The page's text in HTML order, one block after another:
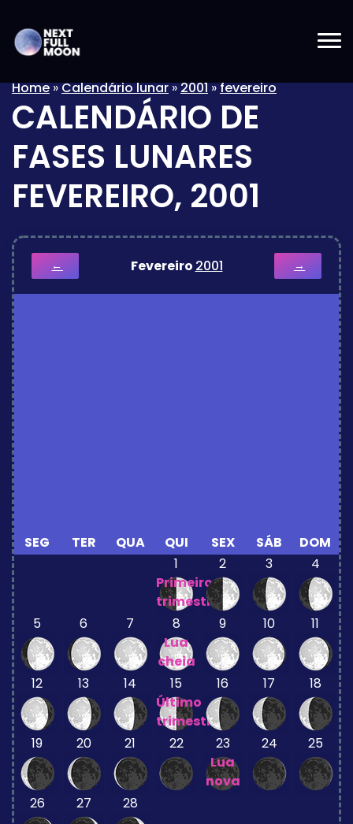
Home»Calendário lunar»2001»fevereiro
CALENDÁRIO DE
FASES LUNARES
FEVEREIRO, 2001
← Fevereiro 2001 →
SEG TER QUA QUI SEX SÁB
DOM
1
Primeiro
trimestre
2 3 4
5 6 7
8
Lua
cheia
9 10 11
12 13 14
15
Último
trimestre
16 17 18
19 20 21 22
23
Lua
nova
24 25
26 27 28